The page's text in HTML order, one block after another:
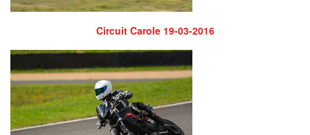
Circuit Carole 19-03-2016